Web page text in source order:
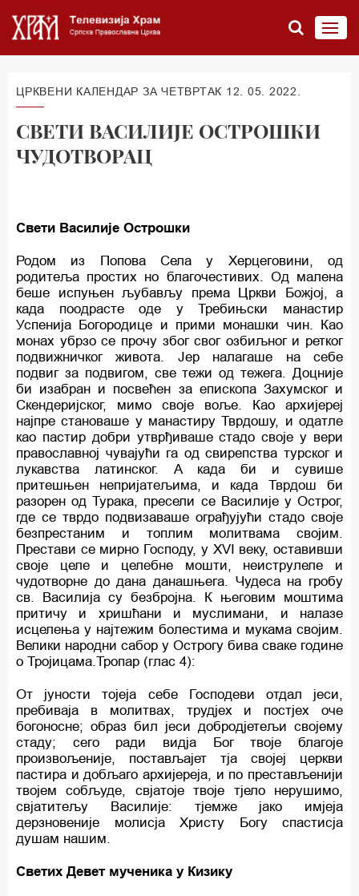
ЦРКВЕНИ КАЛЕНДАР ЗА ЧЕТВРТАК 12. 05. 2022.
СВЕТИ ВАСИЛИЈЕ ОСТРОШКИ
ЧУДОТВОРАЦ
Свети Василије Острошки
Родом из Попова Села у Херцеговини, од
родитеља простих но благочестивих. Од малена
беше испуњен љубављу према Цркви Божјој, а
када поодрасте оде у Требињски манастир
Успенија Богородице и прими монашки чин. Као
монах убрзо се прочу због свог озбиљног и ретког
подвижничког живота. Јер налагаше на себе
подвиг за подвигом, све тежи од тежега. Доцније
би изабран и посвећен за епископа Захумског и
Скендеријског, мимо своје воље. Као архијереј
најпре становаше у манастиру Тврдошу, и одатле
као пастир добри утврђиваше стадо своје у вери
православној чувајући га од свирепства турског и
лукавства латинског. А када би и сувише
притешњен непријатељима, и када Тврдош би
разорен од Турака, пресели се Василије у Острог,
где се тврдо подвизаваше ограђујући стадо своје
безпрестаним и топлим молитвама својим.
Престави се мирно Господу, у XVI веку, оставивши
своје целе и целебне мошти, неиструлеле и
чудотворне до дана данашњега. Чудеса на гробу
св. Василија су безбројна. К његовим моштима
притичу и хришћани и муслимани, и налазе
исцелења у најтежим болестима и мукама својим.
Велики народни сабор у Острогу бива сваке године
о Тројицама.Тропар (глас 4):
От јуности тојеја себе Господеви отдал јеси,
пребиваја в молитвах, трудјех и постјех оче
богоносне; образ бил јеси добродјетељи својему
стаду; сего ради видја Бог твоје благоје
произвољеније, постављајет тја својеј церкви
пастира и добљаго архијереја, и по престављенији
твојем собљуде, свјатоје твоје тјело нерушимо,
свјатитељу Василије: тјемже јако имјеја
дерзновеније молисја Христу Богу спастисја
душам нашим.
Светих Девет мученика у Кизику